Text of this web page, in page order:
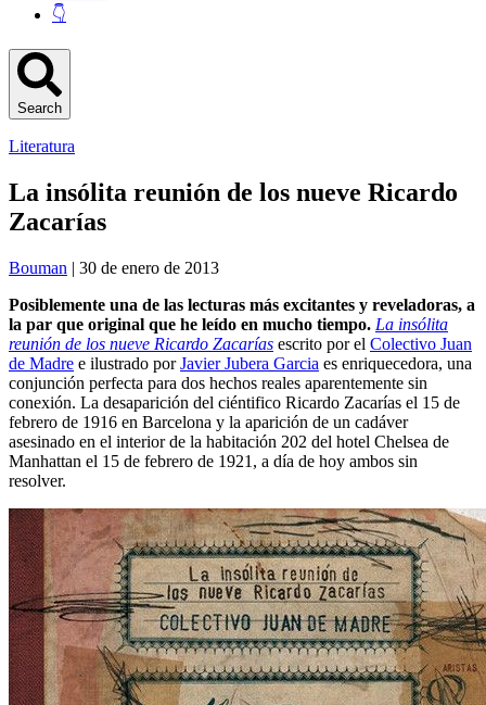
👇
Search
Literatura
La insólita reunión de los nueve Ricardo
Zacarías
Bouman | 30 de enero de 2013
Posiblemente una de las lecturas más excitantes y reveladoras, a
la par que original que he leído en mucho tiempo. La insólita
reunión de los nueve Ricardo Zacarías escrito por el Colectivo Juan
de Madre e ilustrado porJavier Jubera Garcia es enriquecedora, una
conjunción perfecta para dos hechos reales aparentemente sin
conexión. La desaparición del ciéntifico Ricardo Zacarías el 15 de
febrero de 1916 en Barcelona y la aparición de un cadáver
asesinado en el interior de la habitación 202 del hotel Chelsea de
Manhattan el 15 de febrero de 1921, a día de hoy ambos sin
resolver.